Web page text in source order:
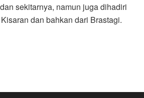
sekitarnya, namun juga dihadiri
dan bahkan dari Brastagi.